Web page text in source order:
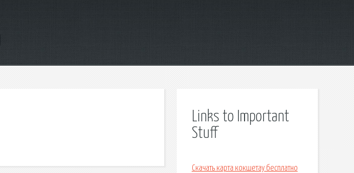
Links to Important
Stuff
Скачать карта кокшетау бесплатно